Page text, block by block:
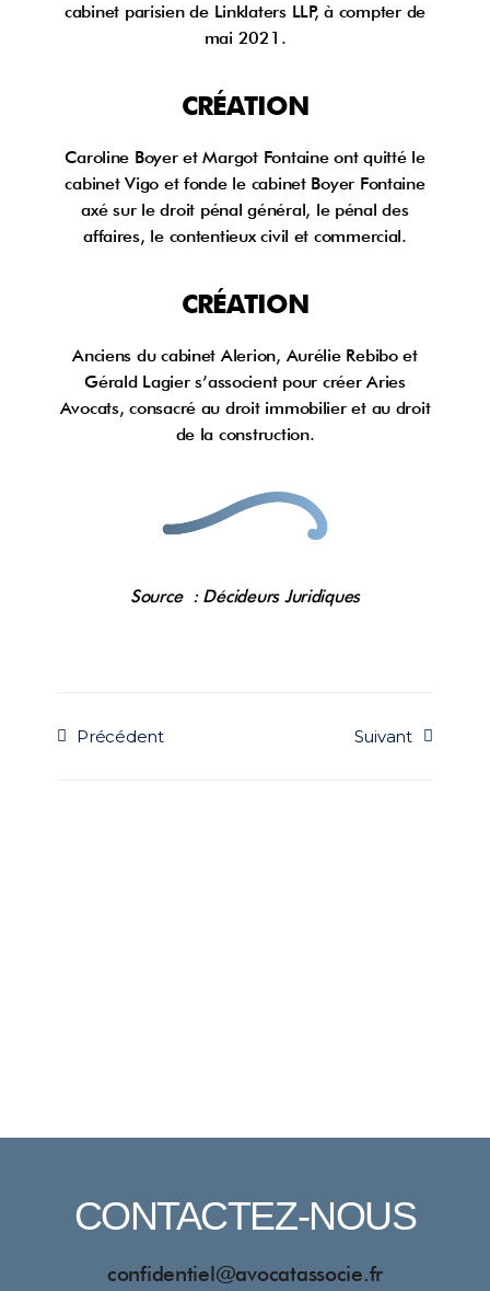
cabinet parisien de Linklaters LLP, à compter de
mai 2021.
CRÉATION
Caroline Boyer et Margot Fontaine ont quitté le
cabinet Vigo et fonde le cabinet Boyer Fontaine
axé sur le droit pénal général, le pénal des
affaires, le contentieux civil et commercial.
CRÉATION
Anciens du cabinet Alerion, Aurélie Rebibo et
Gérald Lagier s’associent pour créer Aries
Avocats, consacré au droit immobilier et au droit
de la construction.
Source : Décideurs Juridiques
Précédent Suivant
CONTACTEZ-NOUS
confidentiel@avocatassocie.fr